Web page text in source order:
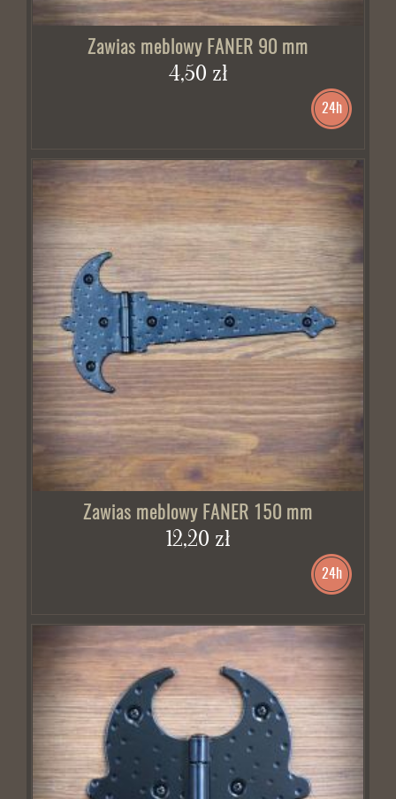
Zawias meblowy FANER 90 mm
4,50 zł
24h
Zawias meblowy FANER 150 mm
12,20 zł
24h